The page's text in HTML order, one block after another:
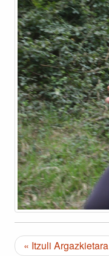
« Itzuli Argazkietara